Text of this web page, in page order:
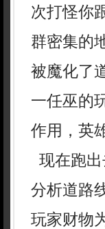
次打怪你
群密集的
被魔化了
一任巫的
作用，英
现在跑
分析道路
玩家财物